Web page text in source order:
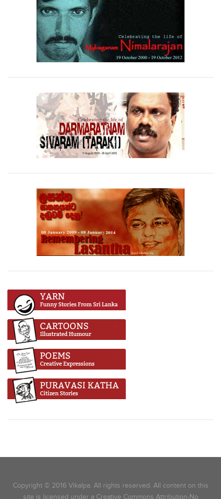
Copyright © 2016 Vikalpa. All rights reserved. All content on this
site is licensed under a Creative Commons Attribution-No